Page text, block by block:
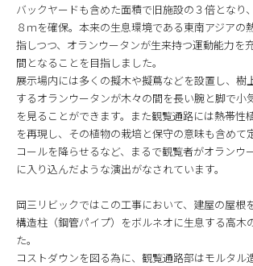
バックヤードも含めた面積で旧施設の３倍となり
８ｍを確保。本来の生息環境である東南アジアの
指しつつ、オランウータンが生来持つ運動能力を
間となることを目指しました。
展示場内には多くの擬木や擬蔦などを設置し、樹
するオランウータンが木々の間を長い腕と脚で小
を見ることができます。また観覧通路には熱帯性
を再現し、その植物の栽培と保守の意味も含めて
コールを降らせるなど、まるで観覧者がオランウ
に入り込んだような演出がなされています。
岡三リビックではこの工事において、建屋の屋根
構造柱（鋼管パイプ）をボルネオに生息する高木
た。
コストダウンを図る為に、観覧通路部はモルタル